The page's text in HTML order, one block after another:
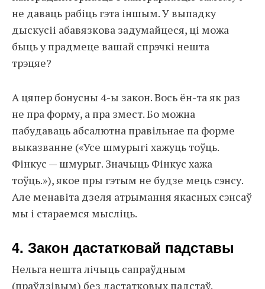
не даваць рабіць гэта іншым. У выпадку
дыскусіі абавязкова задумайцеся, ці можа
быць у прадмеце вашай спрэчкі нешта
трэцяе?
А цяпер бонусны 4-ы закон. Вось ён-та як раз
не пра форму, а пра змест. Бо можна
пабудаваць абсалютна правільнае па форме
выказванне («Усе шмурыгі хажуць тоўць.
Фінкус — шмурыг. Значыць Фінкус хажа
тоўць.»), якое пры гэтым не будзе мець сэнсу.
Але менавіта дзеля атрымання якасных сэнсаў
мы і стараемся мысліць.
4. Закон дастатковай падставы
Нельга нешта лічыць сапраўдным
(праўдзівым) без дастатковых падстаў.